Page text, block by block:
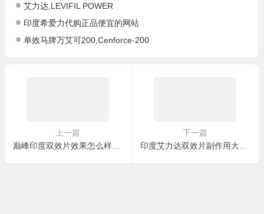
艾力达,LEVIFIL POWER
印度希爱力代购正品便宜的网站
单效马牌万艾可200,Cenforce-200
上一篇
巅峰印度双效片效果怎么样？最佳服用时间是什么时候？
下一篇
印度艾力达双效片副作用大吗?在哪里可以买得到?